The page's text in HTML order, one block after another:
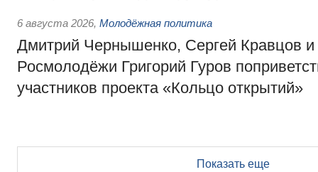
6 августа 2026, Молодёжная политика
Дмитрий Чернышенко, Сергей Кравцов и
Росмолодёжи Григорий Гуров
участников проекта «Кольцо открытий»
Показать еще